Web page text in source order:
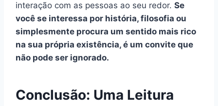
interação com as pessoas ao seu redor. Se
você se interessa por história, filosofia ou
simplesmente procura um sentido mais rico
na sua própria existência, é um convite que
não pode ser ignorado.
Conclusão: Uma Leitura